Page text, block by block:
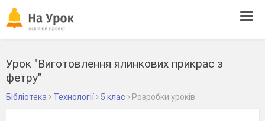
Урок "Виготовлення ялинкових прикрас з
фетру"
Бібліотека Технології 5 клас Розробки уроків